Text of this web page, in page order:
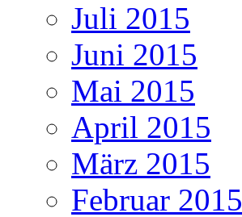
Juli 2015
Juni 2015
Mai 2015
April 2015
März 2015
Februar 2015